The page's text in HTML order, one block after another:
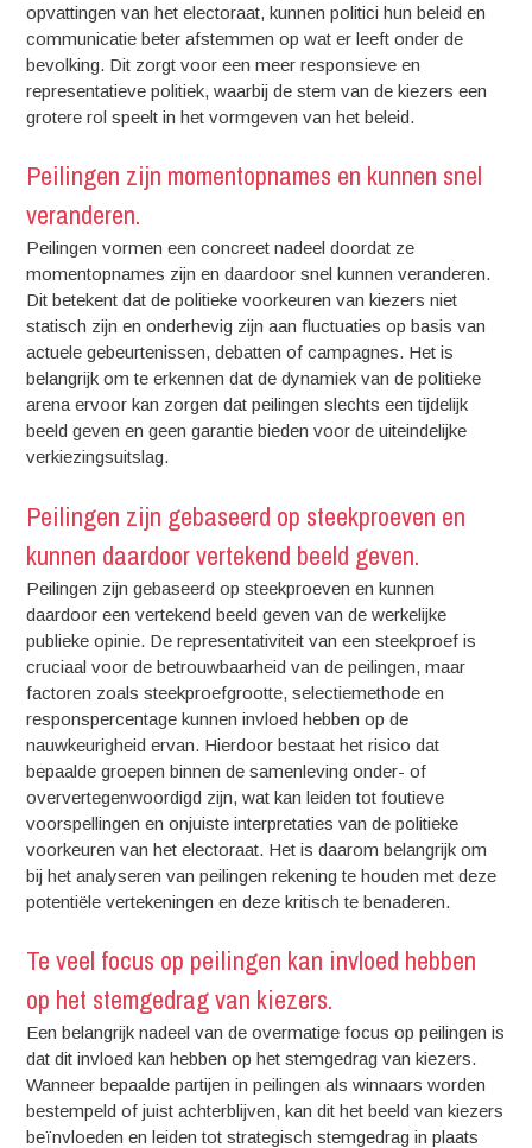
opvattingen van het electoraat, kunnen politici hun beleid en
communicatie beter afstemmen op wat er leeft onder de
bevolking. Dit zorgt voor een meer responsieve en
representatieve politiek, waarbij de stem van de kiezers een
grotere rol speelt in het vormgeven van het beleid.
Peilingen zijn momentopnames en kunnen snel
veranderen.
Peilingen vormen een concreet nadeel doordat ze
momentopnames zijn en daardoor snel kunnen veranderen.
Dit betekent dat de politieke voorkeuren van kiezers niet
statisch zijn en onderhevig zijn aan fluctuaties op basis van
actuele gebeurtenissen, debatten of campagnes. Het is
belangrijk om te erkennen dat de dynamiek van de politieke
arena ervoor kan zorgen dat peilingen slechts een tijdelijk
beeld geven en geen garantie bieden voor de uiteindelijke
verkiezingsuitslag.
Peilingen zijn gebaseerd op steekproeven en
kunnen daardoor vertekend beeld geven.
Peilingen zijn gebaseerd op steekproeven en kunnen
daardoor een vertekend beeld geven van de werkelijke
publieke opinie. De representativiteit van een steekproef is
cruciaal voor de betrouwbaarheid van de peilingen, maar
factoren zoals steekproefgrootte, selectiemethode en
responspercentage kunnen invloed hebben op de
nauwkeurigheid ervan. Hierdoor bestaat het risico dat
bepaalde groepen binnen de samenleving onder- of
oververtegenwoordigd zijn, wat kan leiden tot foutieve
voorspellingen en onjuiste interpretaties van de politieke
voorkeuren van het electoraat. Het is daarom belangrijk om
bij het analyseren van peilingen rekening te houden met deze
potentiële vertekeningen en deze kritisch te benaderen.
Te veel focus op peilingen kan invloed hebben
op het stemgedrag van kiezers.
Een belangrijk nadeel van de overmatige focus op peilingen is
dat dit invloed kan hebben op het stemgedrag van kiezers.
Wanneer bepaalde partijen in peilingen als winnaars worden
bestempeld of juist achterblijven, kan dit het beeld van kiezers
beïnvloeden en leiden tot strategisch stemgedrag in plaats